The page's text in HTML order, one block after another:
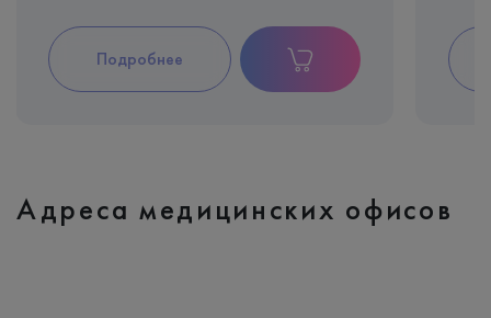
Подробнее
Адреса медицинских офисов